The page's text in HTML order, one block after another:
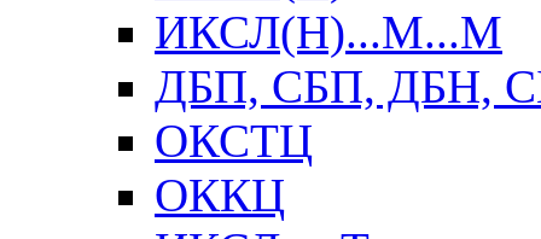
ИКСЛ(Н)...М...М
ДБП, СБП, ДБН,
ОКСТЦ
ОККЦ